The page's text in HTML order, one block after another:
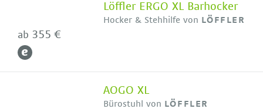
Löffler ERGO XL Barhocker
Hocker & Stehhilfe von LÖFFLER
ab 355 €
AOGO XL
Bürostuhl von LÖFFLER